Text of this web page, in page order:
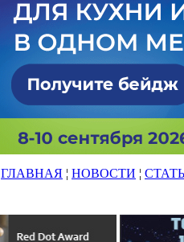
ГЛАВНАЯ ¦ НОВОСТИ ¦